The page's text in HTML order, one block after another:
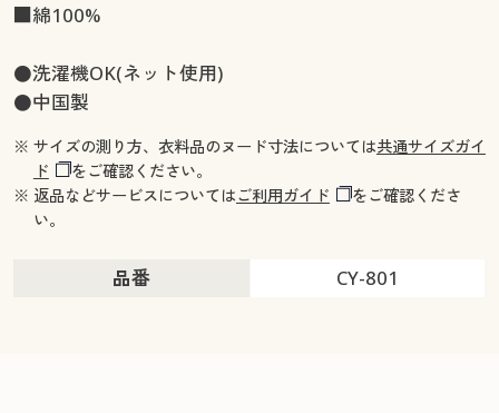
■綿100%
●洗濯機OK(ネット使用)
●中国製
※ サイズの測り方、衣料品のヌード寸法については共通サイズガイ
ド
をご確認ください。
※ 返品などサービスについてはご利用ガイド
をご確認くださ
い。
品番 CY-801